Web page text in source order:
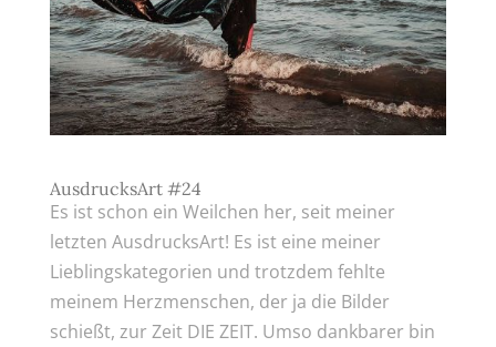
AusdrucksArt #24
Es ist schon ein Weilchen her, seit meiner
letzten AusdrucksArt! Es ist eine meiner
Lieblingskategorien und trotzdem fehlte
meinem Herzmenschen, der ja die Bilder
schießt, zur Zeit DIE ZEIT. Umso dankbarer bin